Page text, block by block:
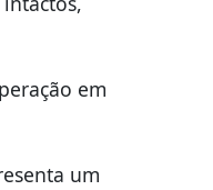
em
um